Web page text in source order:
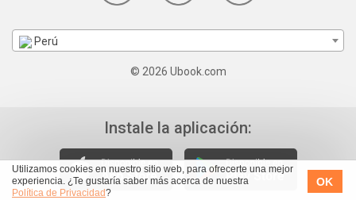
Utilizamos cookies en nuestro sitio web, para ofrecerte una mejor
experiencia. ¿Te gustaría saber más acerca de nuestra
Política de Privacidad?
OK
Perú
© 2026 Ubook.com
Instale la aplicación: